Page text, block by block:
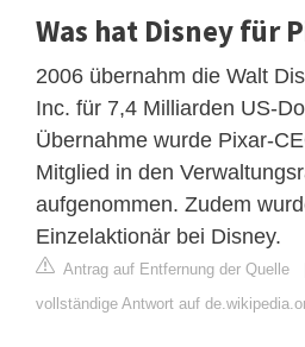
Was hat Disney für
2006 übernahm die Walt
Inc. für 7,4 Milliarden US-
Übernahme wurde Pixar-
Mitglied in den
aufgenommen. Zudem
Einzelaktionär bei Disney.
Antrag auf Entfernung der Quelle
vollständige Antwort auf